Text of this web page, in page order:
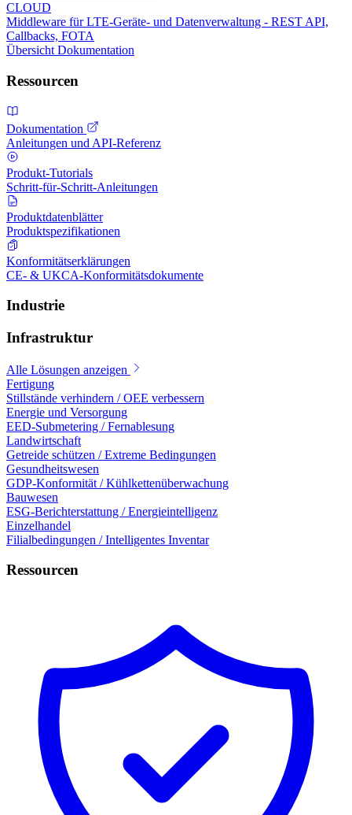
CLOUD
Middleware für LTE-Geräte- und Datenverwaltung - REST API,
Callbacks, FOTA
Übersicht Dokumentation
Ressourcen
Dokumentation
Anleitungen und API-Referenz
Produkt-Tutorials
Schritt-für-Schritt-Anleitungen
Produktdatenblätter
Produktspezifikationen
Konformitätserklärungen
CE- & UKCA-Konformitätsdokumente
Industrie
Infrastruktur
Alle Lösungen anzeigen
Fertigung
Stillstände verhindern / OEE verbessern
Energie und Versorgung
EED-Submetering / Fernablesung
Landwirtschaft
Getreide schützen / Extreme Bedingungen
Gesundheitswesen
GDP-Konformität / Kühlkettenüberwachung
Bauwesen
ESG-Berichterstattung / Energieintelligenz
Einzelhandel
Filialbedingungen / Intelligentes Inventar
Ressourcen